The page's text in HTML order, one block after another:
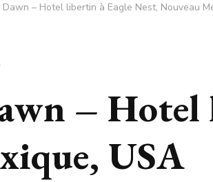
Dawn – Hotel libertin à Eagle Nest, Nouveau
– Hotel
USA